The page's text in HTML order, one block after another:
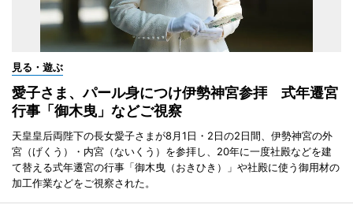
見る・遊ぶ
愛子さま、パール身につけ伊勢神宮参拝 式年遷宮
行事「御木曳」などご視察
天皇皇后両陛下の長女愛子さまが8月1日・2日の2日間、伊勢神宮の外
宮（げくう）・内宮（ないくう）を参拝し、20年に一度社殿などを建
て替える式年遷宮の行事「御木曳（おきひき）」や社殿に使う御用材の
加工作業などをご視察された。